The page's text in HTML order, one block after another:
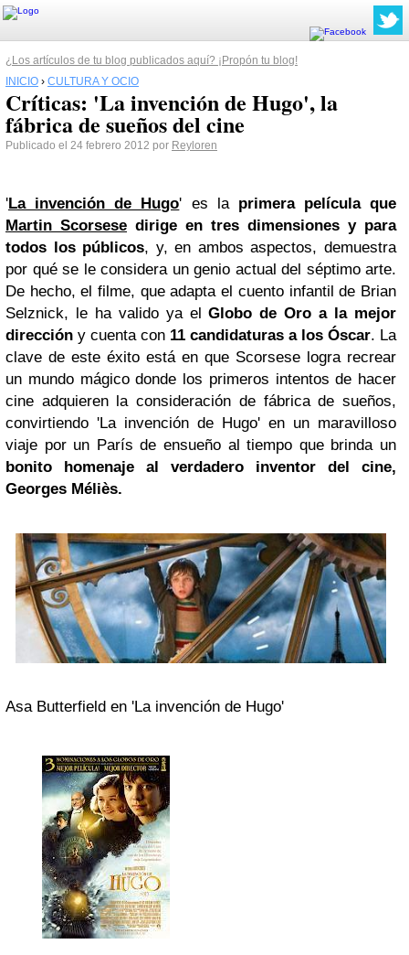
¿Los artículos de tu blog publicados aquí? ¡Propón tu blog!
INICIO › CULTURA Y OCIO
Críticas: 'La invención de Hugo', la
fábrica de sueños del cine
Publicado el 24 febrero 2012 por Reyloren
'La invención de Hugo' es la primera película que
Martin Scorsese dirige en tres dimensiones y para
todos los públicos, y, en ambos aspectos, demuestra
por qué se le considera un genio actual del séptimo arte.
De hecho, el filme, que adapta el cuento infantil de Brian
Selznick, le ha valido ya elGlobo de Oro a la mejor
dirección y cuenta con 11 candidaturas a los Óscar. La
clave de este éxito está en que Scorsese logra recrear
un mundo mágico donde los primeros intentos de hacer
cine adquieren la consideración de fábrica de sueños,
convirtiendo 'La invención de Hugo' en un maravilloso
viaje por un París de ensueño al tiempo que brinda un
bonito homenaje al verdadero inventor del cine,
Georges Méliès.
Asa Butterfield en 'La invención de Hugo'